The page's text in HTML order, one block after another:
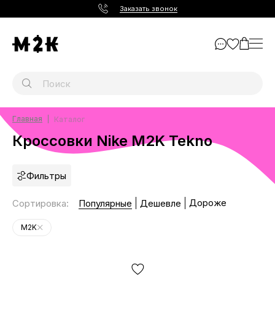
Заказать звонок
Главная Каталог
Кроссовки Nike M2K Tekno
Фильтры
Сортировка: Популярные Дешевле Дороже
M2K